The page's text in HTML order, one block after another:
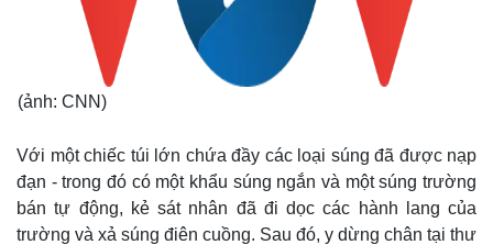
(ảnh: CNN)
Với một chiếc túi lớn chứa đầy các loại súng đã được nạp
đạn - trong đó có một khẩu súng ngắn và một súng trường
bán tự động, kẻ sát nhân đã đi dọc các hành lang của
trường và xả súng điên cuồng. Sau đó, y dừng chân tại thư